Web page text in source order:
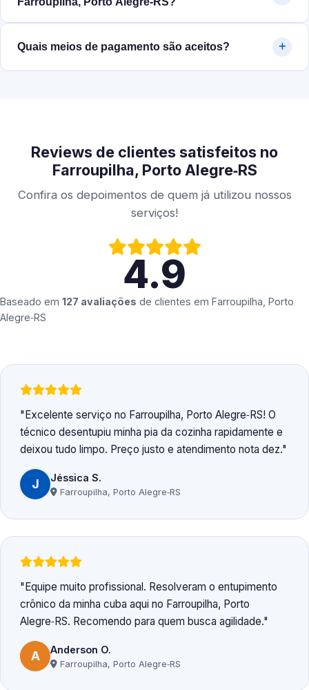
Quais meios de pagamento são aceitos?
Reviews de clientes satisfeitos no
Farroupilha, Porto Alegre‑RS
Confira os depoimentos de quem já utilizou nossos
serviços!
4.9
Baseado em 127 avaliações de clientes em Farroupilha, Porto
Alegre‑RS
Excelente serviço no Farroupilha, Porto Alegre‑RS! O
técnico desentupiu minha pia da cozinha rapidamente e
deixou tudo limpo. Preço justo e atendimento nota dez.
J Jéssica S.
Farroupilha, Porto Alegre‑RS
Equipe muito profissional. Resolveram o entupimento
crônico da minha cuba aqui no Farroupilha, Porto
Alegre‑RS. Recomendo para quem busca agilidade.
A Anderson O.
Farroupilha, Porto Alegre‑RS